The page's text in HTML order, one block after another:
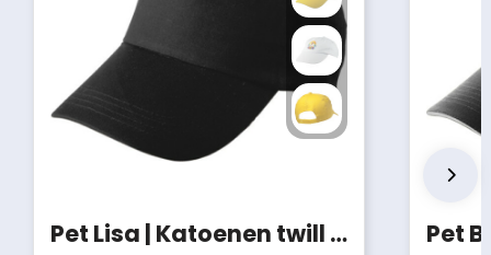
Pet Lisa | Katoenen twill | 5 panels Pet